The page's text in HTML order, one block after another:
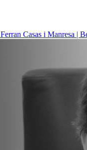
Ferran Casas i Manresa |